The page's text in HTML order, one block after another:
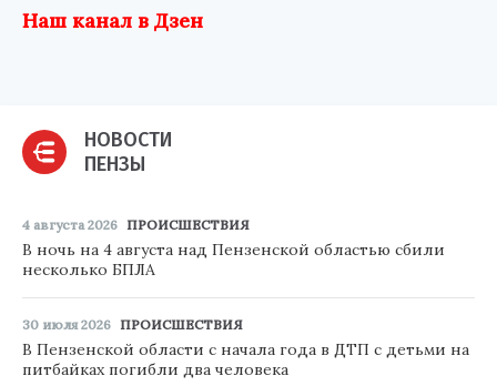
Наш канал в Дзен
НОВОСТИ
ПЕНЗЫ
4 августа 2026 ПРОИСШЕСТВИЯ
В ночь на 4 августа над Пензенской областью сбили
несколько БПЛА
30 июля 2026 ПРОИСШЕСТВИЯ
В Пензенской области с начала года в ДТП с детьми на
питбайках погибли два человека